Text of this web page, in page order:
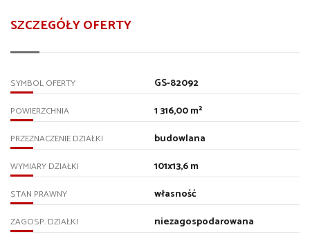
SZCZEGÓŁY OFERTY
SYMBOL OFERTY GS-82092
POWIERZCHNIA 1 316,00 m²
PRZEZNACZENIE DZIAŁKI budowlana
WYMIARY DZIAŁKI 101x13,6 m
STAN PRAWNY własność
ZAGOSP. DZIAŁKI niezagospodarowana